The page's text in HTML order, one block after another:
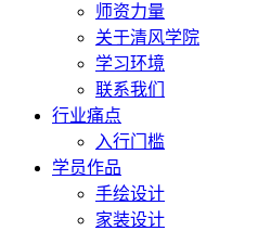
师资力量
关于清风学院
学习环境
联系我们
行业痛点
入行门槛
学员作品
手绘设计
家装设计